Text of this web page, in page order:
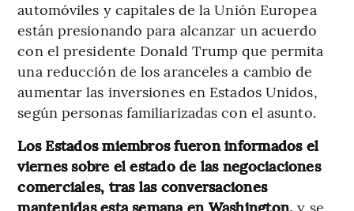
automóviles y capitales de la Unión Europea
están presionando para alcanzar un acuerdo
con el presidente Donald Trump que permita
una reducción de los aranceles a cambio de
aumentar las inversiones en Estados Unidos,
según personas familiarizadas con el asunto.
Los Estados miembros fueron informados el
viernes sobre el estado de las negociaciones
comerciales, tras las conversaciones
mantenidas esta semana en Washington, y se